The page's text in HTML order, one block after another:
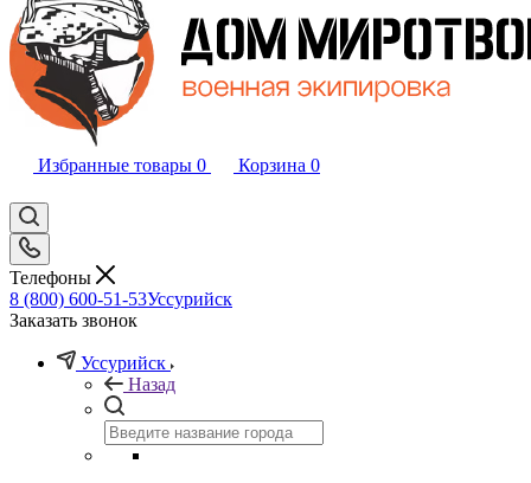
Избранные товары 0 Корзина 0
Телефоны
8 (800) 600-51-53Уссурийск
Заказать звонок
Уссурийск
Назад